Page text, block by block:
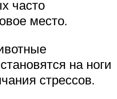
часто
место.
на ноги
стрессов.